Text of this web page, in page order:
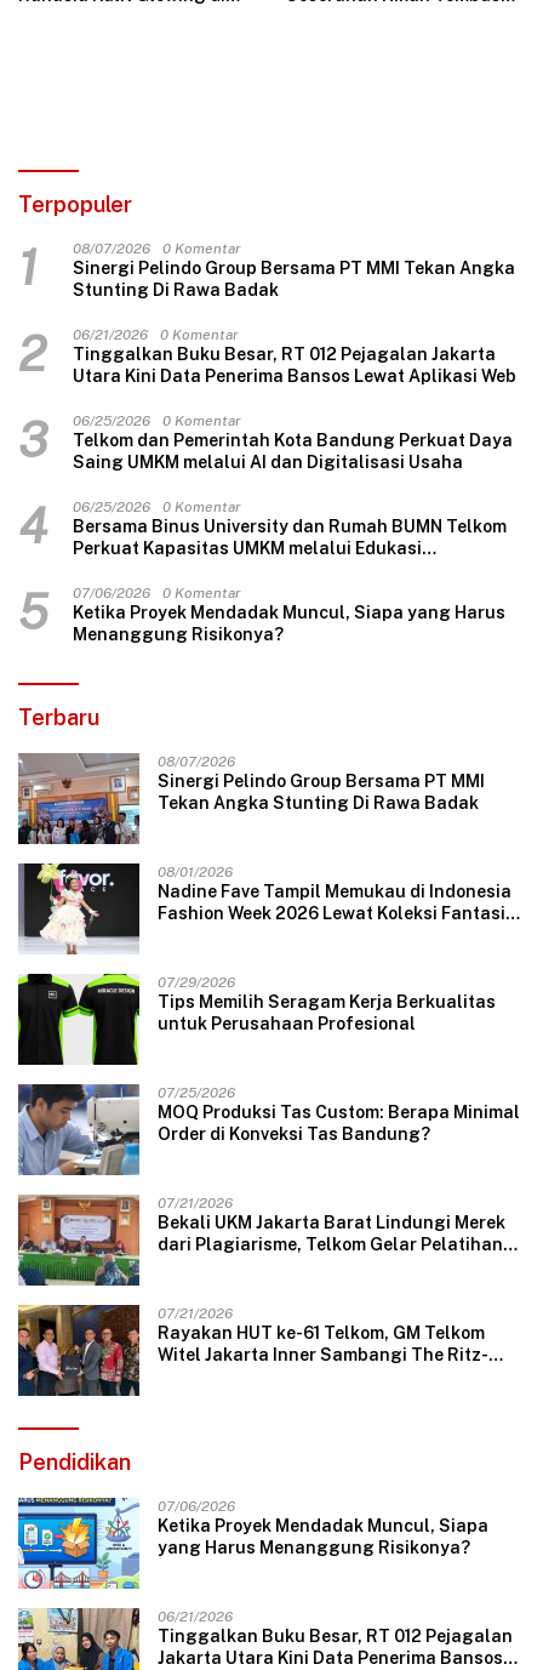
Terpopuler
1 08/07/2026 0 Komentar
Sinergi Pelindo Group Bersama PT MMI Tekan Angka
Stunting Di Rawa Badak
2 06/21/2026 0 Komentar
Tinggalkan Buku Besar, RT 012 Pejagalan Jakarta
Utara Kini Data Penerima Bansos Lewat Aplikasi Web
3 06/25/2026 0 Komentar
Telkom dan Pemerintah Kota Bandung Perkuat Daya
Saing UMKM melalui AI dan Digitalisasi Usaha
4 06/25/2026 0 Komentar
Bersama Binus University dan Rumah BUMN Telkom
Perkuat Kapasitas UMKM melalui Edukasi
Harga Jual
5 07/06/2026 0 Komentar
Ketika Proyek Mendadak Muncul, Siapa yang Harus
Menanggung Risikonya?
Terbaru
08/07/2026
Sinergi Pelindo Group Bersama PT MMI
Tekan Angka Stunting Di Rawa Badak
08/01/2026
Nadine Fave Tampil Memukau di Indonesia
Fashion Week 2026 Lewat Koleksi Fantasi
07/29/2026
Tips Memilih Seragam Kerja Berkualitas
untuk Perusahaan Profesional
07/25/2026
MOQ Produksi Tas Custom: Berapa Minimal
Order di Konveksi Tas Bandung?
07/21/2026
Bekali UKM Jakarta Barat Lindungi Merek
dari Plagiarisme, Telkom Gelar Pelatihan
07/21/2026
Rayakan HUT ke-61 Telkom, GM Telkom
Witel Jakarta Inner Sambangi The Ritz-
Pendidikan
07/06/2026
Ketika Proyek Mendadak Muncul, Siapa
yang Harus Menanggung Risikonya?
06/21/2026
Tinggalkan Buku Besar, RT 012 Pejagalan
Jakarta Utara Kini Data Penerima Bansos